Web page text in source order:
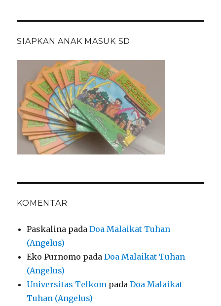
SIAPKAN ANAK MASUK SD
KOMENTAR
Paskalina padaDoa Malaikat Tuhan
(Angelus)
Eko Purnomo padaDoa Malaikat Tuhan
(Angelus)
Universitas Telkom padaDoa Malaikat
Tuhan (Angelus)